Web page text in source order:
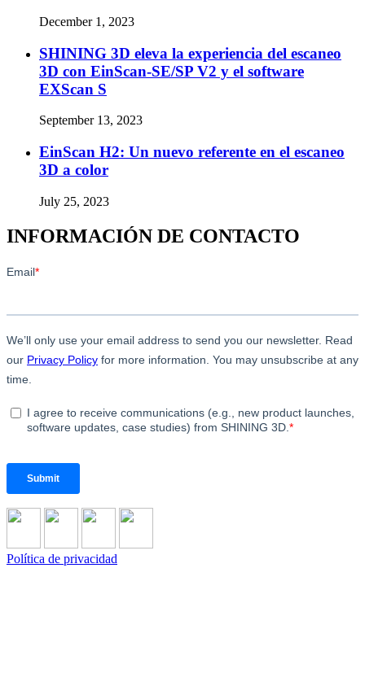
December 1, 2023
SHINING 3D eleva la experiencia del escaneo
3D con EinScan-SE/SP V2 y el software
EXScan S
September 13, 2023
EinScan H2: Un nuevo referente en el escaneo
3D a color
July 25, 2023
INFORMACIÓN DE CONTACTO
Política de privacidad